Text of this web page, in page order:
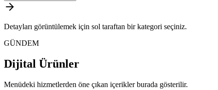
Detayları görüntülemek için sol taraftan bir kategori seçiniz.
GÜNDEM
Dijital Ürünler
Menüdeki hizmetlerden öne çıkan içerikler burada gösterilir.